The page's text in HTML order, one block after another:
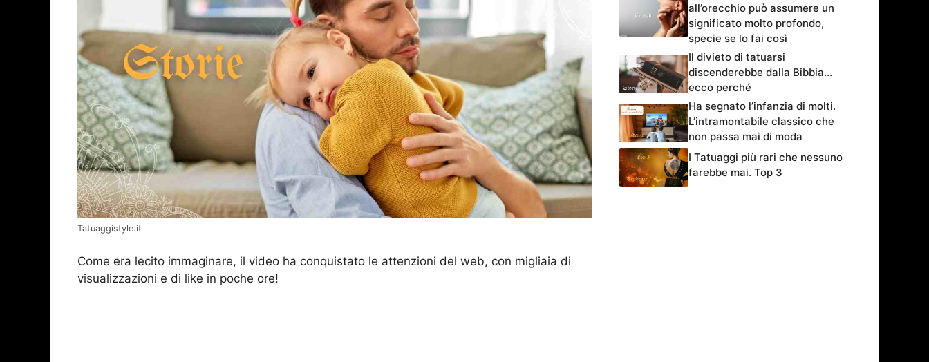
Tatuaggistyle.it
Come era lecito immaginare, il video ha conquistato le attenzioni del web, con migliaia di
visualizzazioni e di like in poche ore!
all’orecchio può assumere un
significato molto profondo,
specie se lo fai così
Il divieto di tatuarsi
discenderebbe dalla Bibbia…
ecco perché
Ha segnato l’infanzia di molti.
L’intramontabile classico che
non passa mai di moda
I Tatuaggi più rari che nessuno
farebbe mai. Top 3